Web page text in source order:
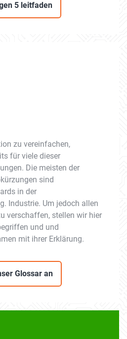
5 leitfaden
zu vereinfachen,
für viele dieser
Die meisten der
sind
in der
Industrie. Um jedoch allen
verschaffen, stellen wir hier
und und
mit ihrer Erklärung.
Glossar an